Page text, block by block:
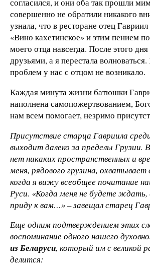
совершенно не обратили никакого
узнала, что в ресторане отец
«Вино кахетинское» и этим пением
моего отца навсегда. После этого
друзьями, а я перестала
проблем у нас с отцом не возникало.
Каждая минута жизни батюшки
наполнена самопожертвованием,
нам всем помогает, незримо
Присутствие старца Гавриила
выходит далеко за пределы Грузии.
нет никаких пространственных и
меня, рядового грузина, охватывает
когда я вижу всеобщее почитание
Руси. «Когда меня не будете
приду к вам…» – завещал старец
Еще одним подтверждением этих
воспоминание одного нашего
из Беларуси, который им с великой
делится: